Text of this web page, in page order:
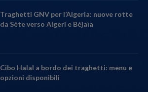
Traghetti GNV per l’Algeria: nuove rotte
da Sète verso Algeri e Béjaïa
Cibo Halal a bordo dei traghetti: menu e
opzioni disponibili